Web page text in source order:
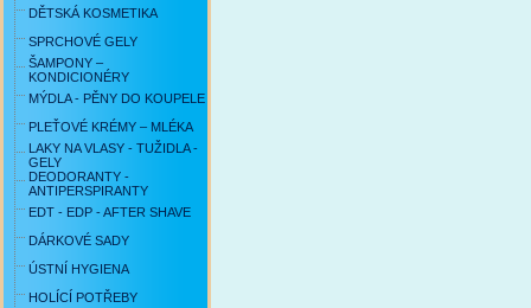
DĚTSKÁ KOSMETIKA
SPRCHOVÉ GELY
ŠAMPONY –
KONDICIONÉRY
MÝDLA - PĚNY DO KOUPELE
PLEŤOVÉ KRÉMY – MLÉKA
LAKY NA VLASY - TUŽIDLA -
GELY
DEODORANTY -
ANTIPERSPIRANTY
EDT - EDP - AFTER SHAVE
DÁRKOVÉ SADY
ÚSTNÍ HYGIENA
HOLÍCÍ POTŘEBY